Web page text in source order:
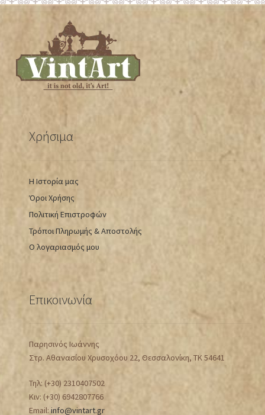
Χρήσιμα
Η Ιστορία μας
Όροι Χρήσης
Πολιτική Επιστροφών
Τρόποι Πληρωμής & Αποστολής
Ο λογαριασμός μου
Επικοινωνία
Παρησινός Ιωάννης
Στρ. Αθανασίου Χρυσοχόου 22, Θεσσαλονίκη, ΤΚ 54641
Τηλ: (+30) 2310407502
Κιν: (+30) 6942807766
Email:info@vintart.gr